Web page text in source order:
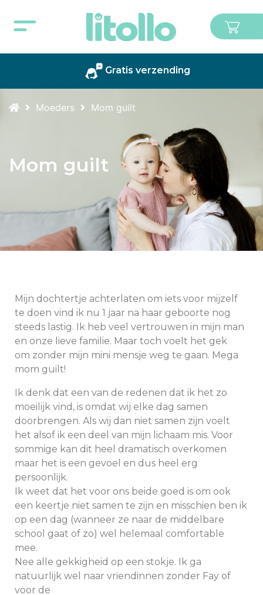
Gratis verzending
Moeders Mom guilt
Mom guilt
Mijn dochtertje achterlaten om iets voor mijzelf
te doen vind ik nu 1 jaar na haar geboorte nog
steeds lastig. Ik heb veel vertrouwen in mijn man
en onze lieve familie. Maar toch voelt het gek
om zonder mijn mini mensje weg te gaan. Mega
mom guilt!
Ik denk dat een van de redenen dat ik het zo
moeilijk vind, is omdat wij elke dag samen
doorbrengen. Als wij dan niet samen zijn voelt
het alsof ik een deel van mijn lichaam mis. Voor
sommige kan dit heel dramatisch overkomen
maar het is een gevoel en dus heel erg
persoonlijk.
Ik weet dat het voor ons beide goed is om ook
een keertje niet samen te zijn en misschien ben ik
op een dag (wanneer ze naar de middelbare
school gaat of zo) wel helemaal comfortable
mee.
Nee alle gekkigheid op een stokje. Ik ga
natuurlijk wel naar vriendinnen zonder Fay of
voor de